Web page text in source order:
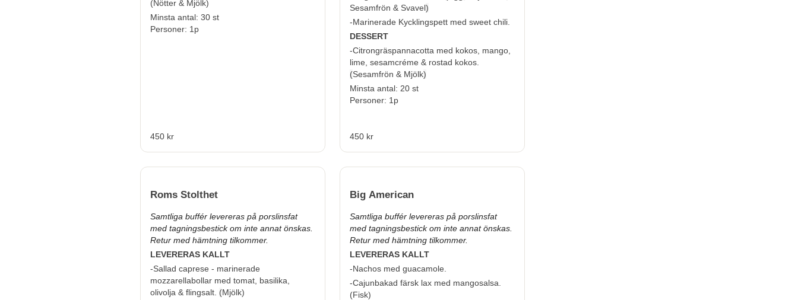
(Nötter & Mjölk)
Minsta antal: 30 st
Personer: 1p
450 kr
Sesamfrön & Svavel)
-Marinerade Kycklingspett med sweet chili.
DESSERT
-Citrongräspannacotta med kokos, mango,
lime, sesamcréme & rostad kokos.
(Sesamfrön & Mjölk)
Minsta antal: 20 st
Personer: 1p
450 kr
Roms Stolthet
Samtliga buffér levereras på porslinsfat
med tagningsbestick om inte annat önskas.
Retur med hämtning tilkommer.
LEVERERAS KALLT
-Sallad caprese - marinerade
mozzarellabollar med tomat, basilika,
olivolja & flingsalt. (Mjölk)
Big American
Samtliga buffér levereras på porslinsfat
med tagningsbestick om inte annat önskas.
Retur med hämtning tilkommer.
LEVERERAS KALLT
-Nachos med guacamole.
-Cajunbakad färsk lax med mangosalsa.
(Fisk)